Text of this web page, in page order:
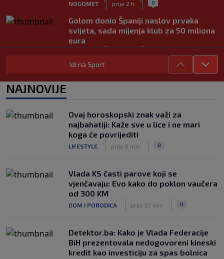
NOGOMET prije 2 h 0
Golom donio Španiji naslov prvaka
svijeta, sada mijenja klub za 50 miliona
eura
| |
Preminuo otac Lionela Messija
NOGOMET prije 4 h
prema Želji koja je obavezan smjer za
plavi voz
NOGOMET
|
prije 5 h
Idi na Sport
NAJNOVIJE
Ovaj horoskopski znak važi za
najbahatiji: Kaže sve u lice i ne mari
koga će povrijediti
LIFESTYLE prije 6 min 0
Vlada KS časti parove koji se
vjenčavaju: Evo kako do poklon vaučera
od 300 KM
DOM I PORODICA prije 57 min 0
Detektor.ba: Kako je Vlada Federacije
BiH prezentovala nedogovoreni kineski
kredit kao investiciju za spas bolnica